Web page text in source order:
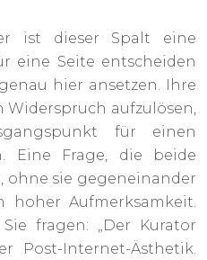
ist dieser Spalt eine
eine Seite entscheiden
hier ansetzen. Ihre
aufzulösen,
für einen
Eine Frage, die beide
ohne sie gegeneinander
hoher Aufmerksamkeit.
fragen: „Der Kurator
Post-Internet-Ästhetik.